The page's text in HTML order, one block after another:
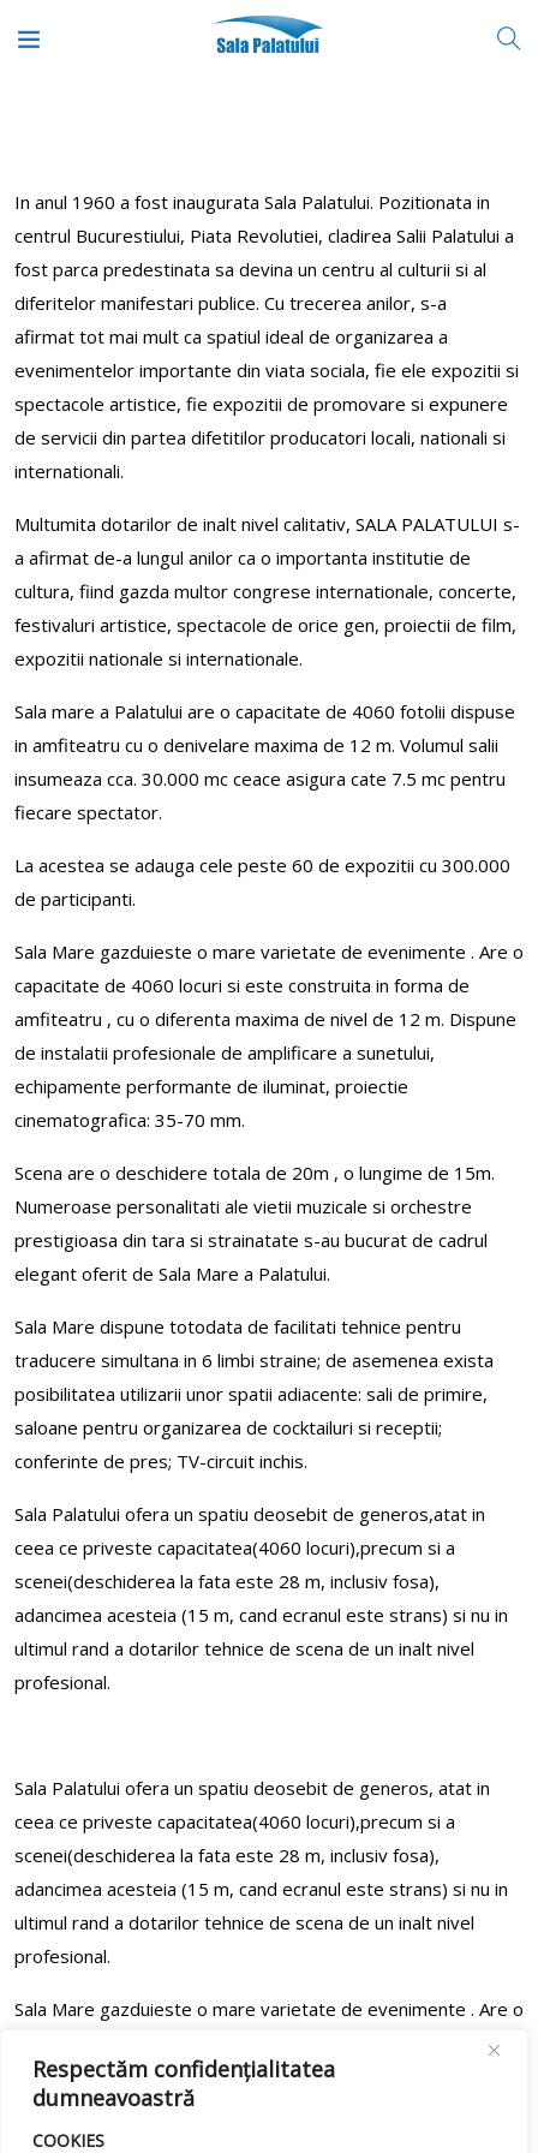
Respectăm confidențialitatea
dumneavoastră
COOKIES
In anul 1960 a fost inaugurata Sala Palatului. Pozitionata in
centrul Bucurestiului, Piata Revolutiei, cladirea Salii Palatului a
fost parca predestinata sa devina un centru al culturii si al
diferitelor manifestari publice. Cu trecerea anilor, s-a
afirmat tot mai mult ca spatiul ideal de organizarea a
evenimentelor importante din viata sociala, fie ele expozitii si
spectacole artistice, fie expozitii de promovare si expunere
de servicii din partea difetitilor producatori locali, nationali si
internationali.
Multumita dotarilor de inalt nivel calitativ, SALA PALATULUI s-
a afirmat de-a lungul anilor ca o importanta institutie de
cultura, fiind gazda multor congrese internationale, concerte,
festivaluri artistice, spectacole de orice gen, proiectii de film,
expozitii nationale si internationale.
Sala mare a Palatului are o capacitate de 4060 fotolii dispuse
in amfiteatru cu o denivelare maxima de 12 m. Volumul salii
insumeaza cca. 30.000 mc ceace asigura cate 7.5 mc pentru
fiecare spectator.
La acestea se adauga cele peste 60 de expozitii cu 300.000
de participanti.
Sala Mare gazduieste o mare varietate de evenimente . Are o
capacitate de 4060 locuri si este construita in forma de
amfiteatru , cu o diferenta maxima de nivel de 12 m. Dispune
de instalatii profesionale de amplificare a sunetului,
echipamente performante de iluminat, proiectie
cinematografica: 35-70 mm.
Scena are o deschidere totala de 20m , o lungime de 15m.
Numeroase personalitati ale vietii muzicale si orchestre
prestigioasa din tara si strainatate s-au bucurat de cadrul
elegant oferit de Sala Mare a Palatului.
Sala Mare dispune totodata de facilitati tehnice pentru
traducere simultana in 6 limbi straine; de asemenea exista
posibilitatea utilizarii unor spatii adiacente: sali de primire,
saloane pentru organizarea de cocktailuri si receptii;
conferinte de pres; TV-circuit inchis.
Sala Palatului ofera un spatiu deosebit de generos,atat in
ceea ce priveste capacitatea(4060 locuri),precum si a
scenei(deschiderea la fata este 28 m, inclusiv fosa),
adancimea acesteia (15 m, cand ecranul este strans) si nu in
ultimul rand a dotarilor tehnice de scena de un inalt nivel
profesional.
Sala Palatului ofera un spatiu deosebit de generos, atat in
ceea ce priveste capacitatea(4060 locuri),precum si a
scenei(deschiderea la fata este 28 m, inclusiv fosa),
adancimea acesteia (15 m, cand ecranul este strans) si nu in
ultimul rand a dotarilor tehnice de scena de un inalt nivel
profesional.
Sala Mare gazduieste o mare varietate de evenimente . Are o
amfiteatru , cu o diferenta maxima de nivel de 12 m.
Scena are o deschidere totala de 20m, o lungime de 15m.